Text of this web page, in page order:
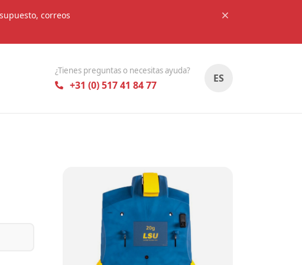
correos
¿Tienes preguntas o necesitas ayuda?
+31 (0) 517 41 84 77
ES